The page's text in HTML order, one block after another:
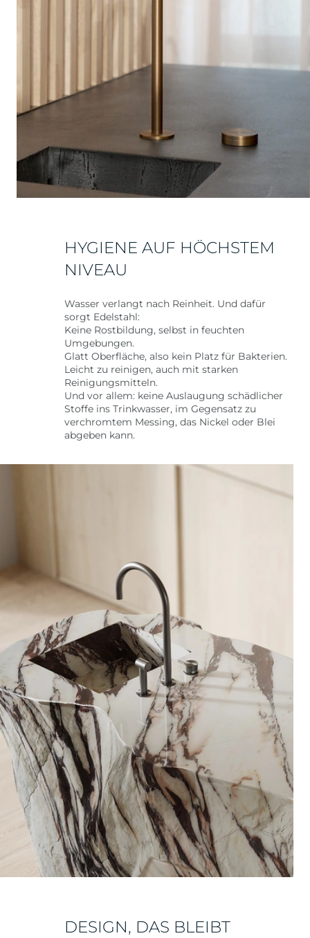
HYGIENE AUF HÖCHSTEM
NIVEAU
Wasser verlangt nach Reinheit. Und dafür
sorgt Edelstahl:
Keine Rostbildung, selbst in feuchten
Umgebungen.
Glatt Oberfläche, also kein Platz für Bakterien.
Leicht zu reinigen, auch mit starken
Reinigungsmitteln.
Und vor allem: keine Auslaugung schädlicher
Stoffe ins Trinkwasser, im Gegensatz zu
verchromtem Messing, das Nickel oder Blei
abgeben kann.
DESIGN, DAS BLEIBT